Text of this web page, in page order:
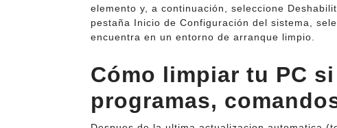
elemento y, a continuación, seleccione
pestaña Inicio de Configuración del sistema,
encuentra en un entorno de arranque limpio.
Cómo limpiar tu PC
programas,